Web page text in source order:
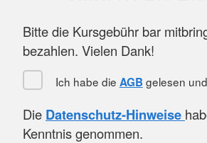
Bitte die Kursgebühr bar
bezahlen. Vielen Dank!
Ich habe die AGB gelesen
Die Datenschutz-Hinweise
Kenntnis genommen.